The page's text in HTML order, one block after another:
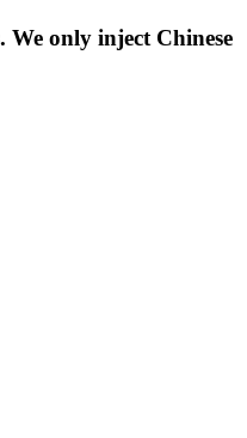
We only inject Chinese